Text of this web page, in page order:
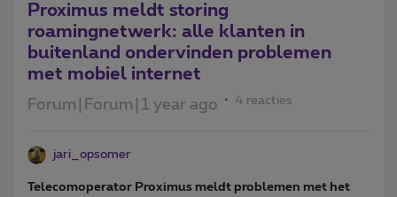
Proximus meldt storing
roamingnetwerk: alle klanten in
buitenland ondervinden problemen
met mobiel internet
Forum|Forum|1 year ago 4 reacties
jari_opsomer
Telecomoperator Proximus meldt problemen met het